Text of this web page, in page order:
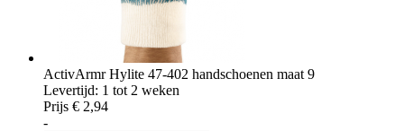
ActivArmr Hylite 47-402 handschoenen maat 9
Levertijd: 1 tot 2 weken
Prijs € 2,94
-